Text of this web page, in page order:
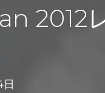
2012
日